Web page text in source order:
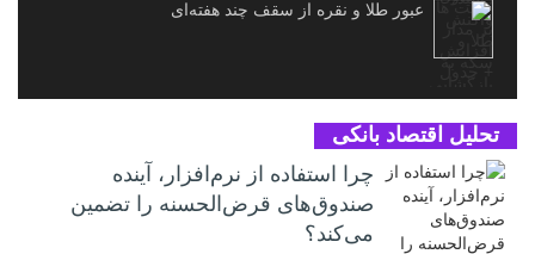
عبور طلا و نقره از سقف چند هفته‌ای
تحلیل اقتصاد بانکی
چرا استفاده از نرم‌افزار، آینده
صندوق‌های قرض‌الحسنه را تضمین
می‌کند؟